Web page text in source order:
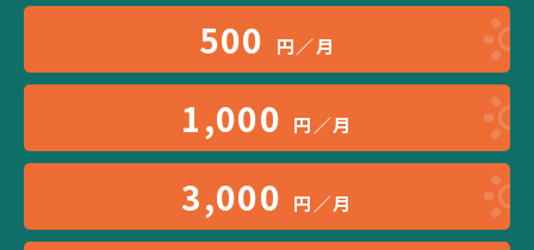
500 円／月
1,000 円／月
3,000 円／月